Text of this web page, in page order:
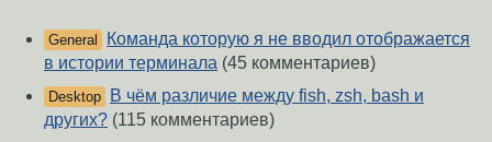
General
Команда которую я не вводил отображается
в истории терминала (45 комментариев)
Desktop
В чём различие между fish, zsh, bash и
других? (115 комментариев)